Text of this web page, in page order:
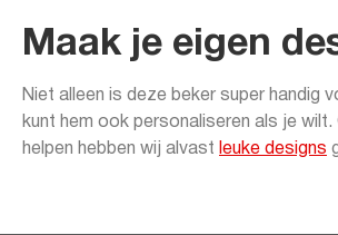
Maak je eigen
Niet alleen is deze beker super handig
kunt hem ook personaliseren als je
helpen hebben wij alvast leuke designs